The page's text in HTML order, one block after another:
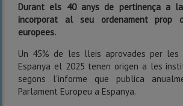
Durant els 40 anys de pertinença a la
incorporat al seu ordenament prop
europees.
Un 45% de les lleis aprovades per les
Espanya el 2025 tenen origen a les
segons l'informe que publica
Parlament Europeu a Espanya.